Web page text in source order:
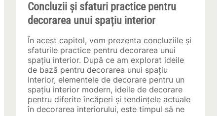
Concluzii și sfaturi practice pentru
decorarea unui spațiu interior
În acest capitol, vom prezenta concluziile și
sfaturile practice pentru decorarea unui
spațiu interior. După ce am explorat ideile
de bază pentru decorarea unui spațiu
interior, elementele de decorare pentru un
spațiu interior modern, ideile de decorare
pentru diferite încăperi și tendințele actuale
în decorarea interiorului, este timpul să ne